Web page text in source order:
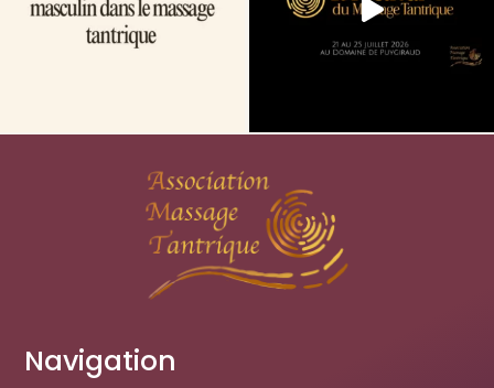
Navigation